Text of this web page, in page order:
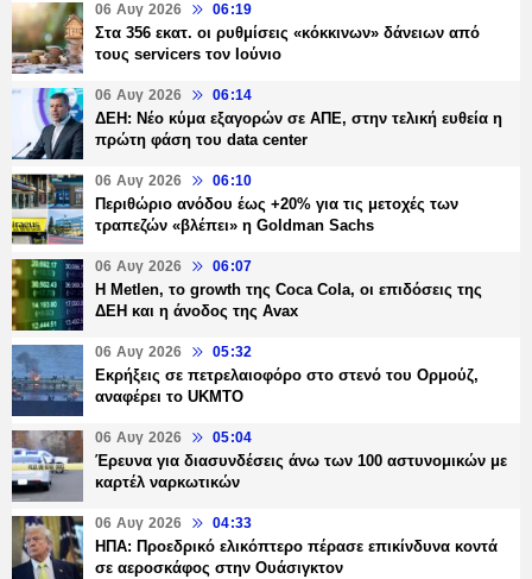
06 Αυγ 2026 06:19
Στα 356 εκατ. οι ρυθμίσεις «κόκκινων» δάνειων από
τους servicers τον Ιούνιο
06 Αυγ 2026 06:14
ΔΕΗ: Νέο κύμα εξαγορών σε ΑΠΕ, στην τελική ευθεία η
πρώτη φάση του data center
06 Αυγ 2026 06:10
Περιθώριο ανόδου έως +20% για τις μετοχές των
τραπεζών «βλέπει» η Goldman Sachs
06 Αυγ 2026 06:07
H Metlen, το growth της Coca Cola, οι επιδόσεις της
ΔΕΗ και η άνοδος της Avax
06 Αυγ 2026 05:32
Εκρήξεις σε πετρελαιοφόρο στο στενό του Ορμούζ,
αναφέρει το UKMTO
06 Αυγ 2026 05:04
Έρευνα για διασυνδέσεις άνω των 100 αστυνομικών με
καρτέλ ναρκωτικών
06 Αυγ 2026 04:33
ΗΠΑ: Προεδρικό ελικόπτερο πέρασε επικίνδυνα κοντά
σε αεροσκάφος στην Ουάσιγκτον